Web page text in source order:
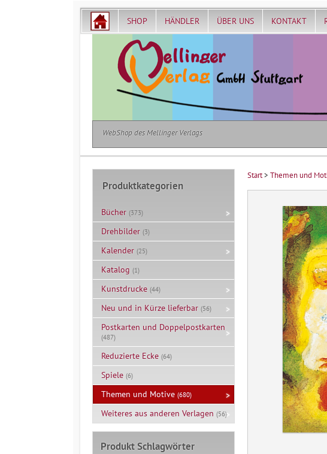
SHOP HÄNDLER ÜBER UNS KONTAKT
WebShop des Mellinger Verlags
Start> Themen und
Produktkategorien
Bücher (373)
Drehbilder (3)
Kalender (25)
Katalog (1)
Kunstdrucke (44)
Neu und in Kürze lieferbar (56)
Postkarten und Doppelpostkarten
(487)
Reduzierte Ecke (64)
Spiele (6)
Themen und Motive (680)
Weiteres aus anderen Verlagen (56)
Produkt Schlagwörter